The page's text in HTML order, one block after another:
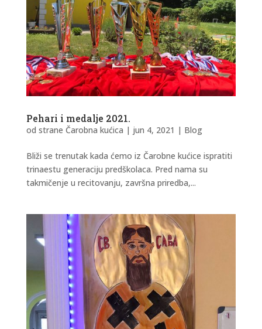
Pehari i medalje 2021.
od strane Čarobna kućica | jun 4, 2021 | Blog
Bliži se trenutak kada ćemo iz Čarobne kućice ispratiti
trinaestu generaciju predškolaca. Pred nama su
takmičenje u recitovanju, završna priredba,...